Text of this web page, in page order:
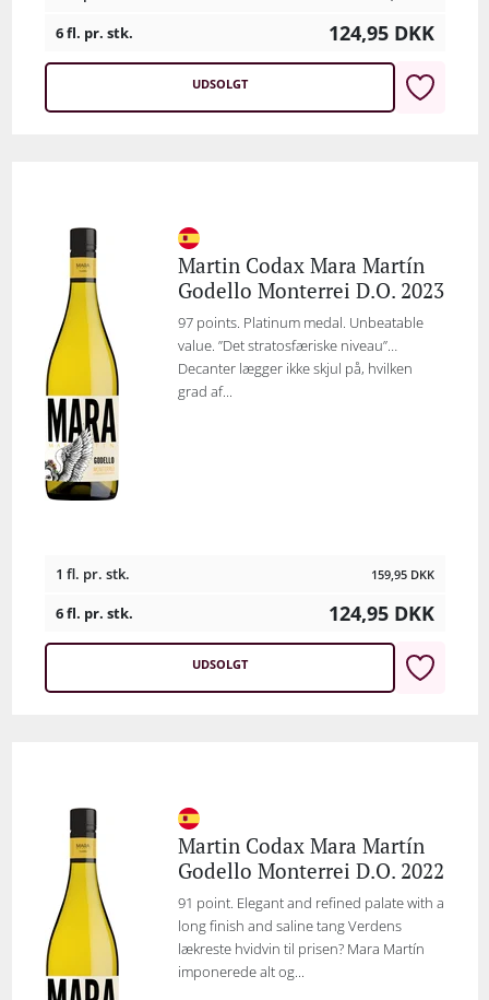
6 fl. pr. stk. 124,95 DKK
UDSOLGT
Martin Codax Mara Martín
Godello Monterrei D.O. 2023
97 points. Platinum medal. Unbeatable
value. ”Det stratosfæriske niveau”…
Decanter lægger ikke skjul på, hvilken
grad af...
1 fl. pr. stk. 159,95 DKK
6 fl. pr. stk. 124,95 DKK
UDSOLGT
Martin Codax Mara Martín
Godello Monterrei D.O. 2022
91 point. Elegant and refined palate with a
long finish and saline tang Verdens
lækreste hvidvin til prisen? Mara Martín
imponerede alt og...